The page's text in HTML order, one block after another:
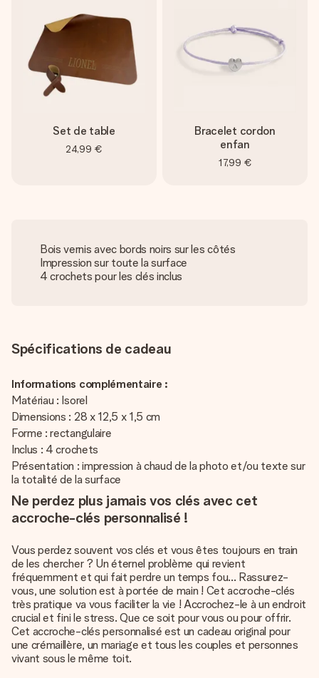
Set de table
24,99 €
Bracelet cordon
enfan
17,99 €
Bois vernis avec bords noirs sur les côtés
Impression sur toute la surface
4 crochets pour les clés inclus
Spécifications de cadeau
Informations complémentaire :
Matériau : Isorel
Dimensions : 28 x 12,5 x 1,5 cm
Forme : rectangulaire
Inclus : 4 crochets
Présentation : impression à chaud de la photo et/ou texte sur
la totalité de la surface
Ne perdez plus jamais vos clés avec cet
accroche-clés personnalisé !
Vous perdez souvent vos clés et vous êtes toujours en train
de les chercher ? Un éternel problème qui revient
fréquemment et qui fait perdre un temps fou... Rassurez-
vous, une solution est à portée de main ! Cet accroche-clés
très pratique va vous faciliter la vie ! Accrochez-le à un endroit
crucial et fini le stress. Que ce soit pour vous ou pour offrir.
Cet accroche-clés personnalisé est un cadeau original pour
une crémaillère, un mariage et tous les couples et personnes
vivant sous le même toit.